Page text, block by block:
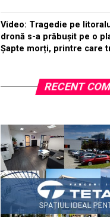
Video: Tragedie pe
dronă s-a prăbușit pe o
Șapte morți, printre care
RECENT